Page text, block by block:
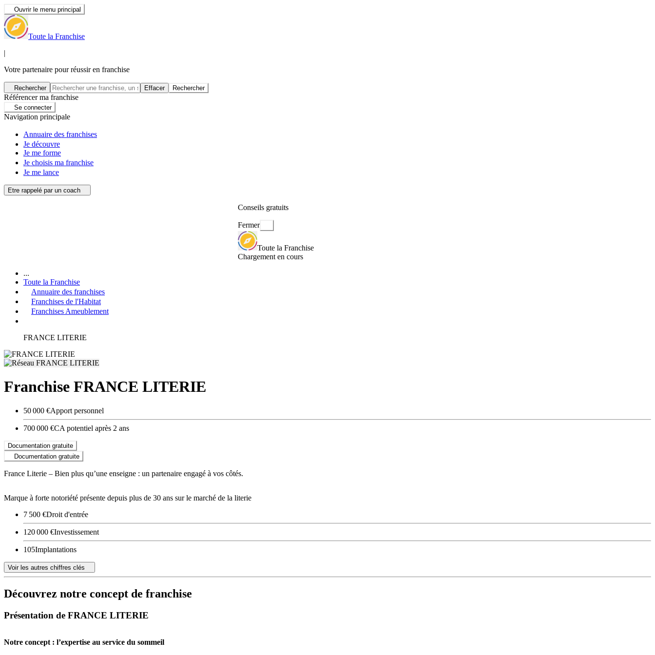
Ouvrir le menu principal
Toute la Franchise
|
Votre partenaire pour réussir en franchise
Rechercher Effacer Rechercher
Référencer ma franchise
Se connecter
Navigation principale
Annuaire des franchises
Je découvre
Je me forme
Je choisis ma franchise
Je me lance
Etre rappelé par un coach
Conseils gratuits
Fermer
Toute la Franchise
Chargement en cours
...
Toute la Franchise
Annuaire des franchises
Franchises de l'Habitat
Franchises Ameublement
FRANCE LITERIE
Franchise FRANCE LITERIE
50 000 €Apport personnel
700 000 €CA potentiel après 2 ans
Documentation gratuite
Documentation gratuite
France Literie – Bien plus qu’une enseigne : un partenaire engagé à vos côtés.
Marque à forte notoriété présente depuis plus de 30 ans sur le marché de la literie
7 500 €Droit d'entrée
120 000 €Investissement
105Implantations
Voir les autres chiffres clés
Découvrez notre concept de franchise
Présentation de FRANCE LITERIE
Notre concept : l’expertise au service du sommeil